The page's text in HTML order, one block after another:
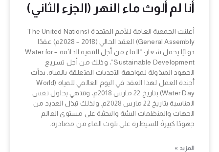
أنا لم ألوث ماء النهر (الجزء الثاني)
أعلنت الجمعية العامة للأمم المتحدة (The United Nations
General Assembly) العقد الحالي (2018 – 2028م) عقدًا
دوليًا يحمل شعار: “الماء من أجل التنمية الدائمة – Water for
Sustainable Development”، وذلك من أجل تسريع
الجهود المبذولة لمواجهة التحديات المتعلقة بالمياه. بدأت
أجندة العمل لهذا العقد في اليوم العالمي للمياه (World
Water Day) بتاريخ 22 مارس 2018م، وتنتهي بحلول نفس
المناسبة بتاريخ 22 مارس 2028م. ولذلك تبذل العديد من
الجهات والمنظمات البيئية والبحثية على مستوى العالم
جهودًا كبيرةً للسيطرة على تلوث الماء من مصادره.
المزيد »